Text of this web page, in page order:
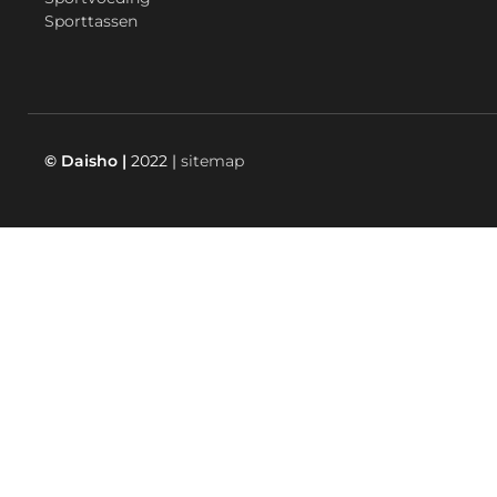
Sporttassen
© Daisho | 2022 |sitemap